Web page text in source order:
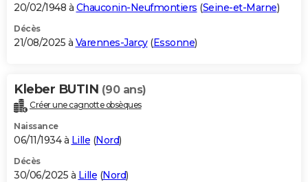
20/02/1948 à Chauconin-Neufmontiers (Seine-et-Marne)
Décès
21/08/2025 à Varennes-Jarcy(Essonne)
Kleber BUTIN (90 ans)
Créer une cagnotte obsèques
Naissance
06/11/1934 à Lille (Nord)
Décès
30/06/2025 à Lille (Nord)